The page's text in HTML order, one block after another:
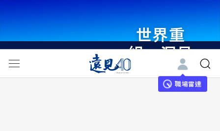
世界重
組・洞見
未來 與
世界領袖
職場雷達